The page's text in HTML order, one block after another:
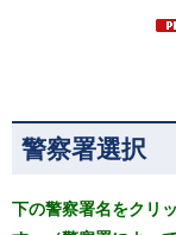
警察署選択
下の警察署名をクリ